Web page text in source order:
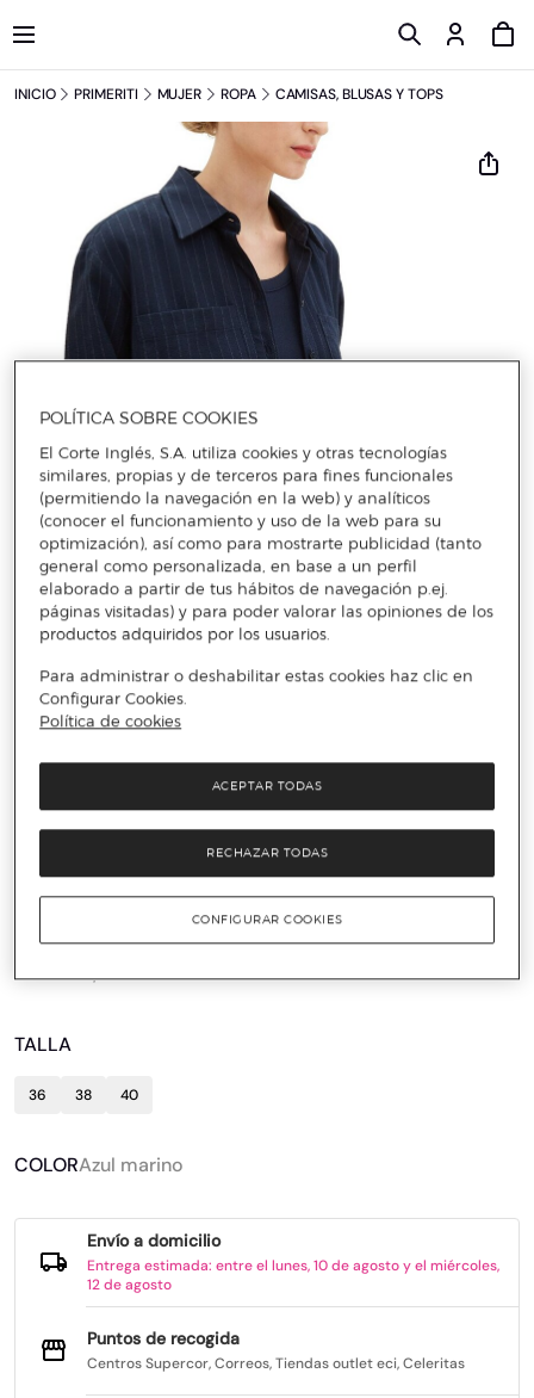
INICIO PRIMERITI MUJER ROPA CAMISAS, BLUSAS Y TOPS
TOM TAILOR
Camisa de mujer con rayas y bolsillos
27 €69,99 €61%
TALLA
36 38 40
COLORAzul marino
Envío a domicilio
Entrega estimada: entre el lunes, 10 de agosto y el miércoles,
12 de agosto
Puntos de recogida
Centros Supercor, Correos, Tiendas outlet eci, Celeritas
POLÍTICA SOBRE COOKIES
El Corte Inglés, S.A. utiliza cookies y otras tecnologías
similares, propias y de terceros para fines funcionales
(permitiendo la navegación en la web) y analíticos
(conocer el funcionamiento y uso de la web para su
optimización), así como para mostrarte publicidad (tanto
general como personalizada, en base a un perfil
elaborado a partir de tus hábitos de navegación p.ej.
páginas visitadas) y para poder valorar las opiniones de los
productos adquiridos por los usuarios.
Para administrar o deshabilitar estas cookies haz clic en
Configurar Cookies.
Política de cookies
RECHAZAR TODAS
ACEPTAR TODAS
CONFIGURAR COOKIES